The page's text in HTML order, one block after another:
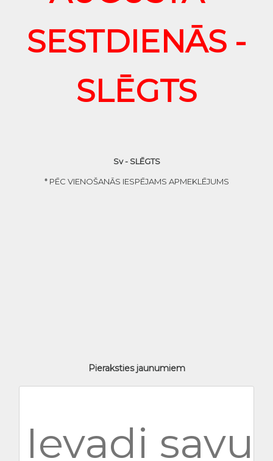
SESTDIENĀS -
SLĒGTS
Sv - SLĒGTS
* PĒC VIENOŠANĀS IESPĒJAMS APMEKLĒJUMS
Pieraksties jaunumiem